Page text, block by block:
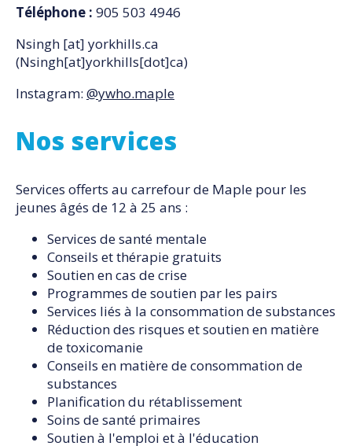
Téléphone : 905 503 4946
Nsingh [at] yorkhills.ca
(Nsingh[at]yorkhills[dot]ca)
Instagram: @ywho.maple
Nos services
Services offerts au carrefour de Maple pour les
jeunes âgés de 12 à 25 ans :
Services de santé mentale
Conseils et thérapie gratuits
Soutien en cas de crise
Programmes de soutien par les pairs
Services liés à la consommation de substances
Réduction des risques et soutien en matière
de toxicomanie
Conseils en matière de consommation de
substances
Planification du rétablissement
Soins de santé primaires
Soutien à l'emploi et à l'éducation